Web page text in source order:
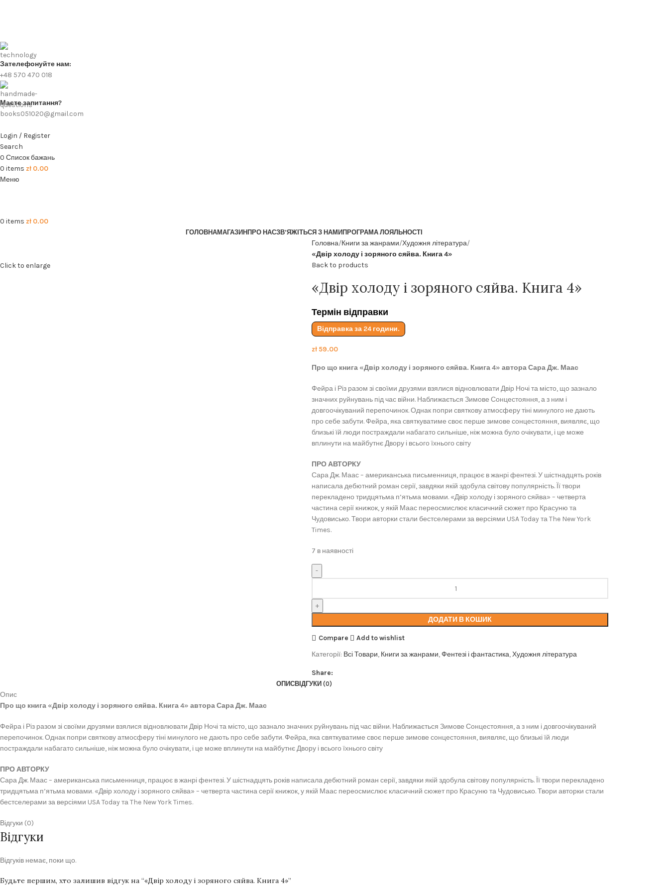
Зателефонуйте нам:
+48 570 470 018
Маєте запитання?
books051020@gmail.com
Login / Register
Search
0 Список бажань
0 items zł 0.00
Меню
0 items zł 0.00
ГОЛОВНАМАГАЗИН ПРО НАСЗВ’ЯЖІТЬСЯ З НАМИ ПРОГРАМА ЛОЯЛЬНОСТІ
Click to enlarge
Головна Книги за жанрами Художня література
«Двір холоду і зоряного сяйва. Книга 4»
Back to products
«Двір холоду і зоряного сяйва. Книга 4»
Термін відправки
Відправка за 24 години.
zł59.00
Про що книга «Двір холоду і зоряного сяйва. Книга 4» автора Сара Дж. Маас
Фейра і Різ разом зі своїми друзями взялися відновлювати Двір Ночі та місто, що зазнало
значних руйнувань під час війни. Наближається Зимове Сонцестояння, а з ним і
довгоочікуваний перепочинок. Однак попри святкову атмосферу тіні минулого не дають
про себе забути. Фейра, яка святкуватиме своє перше зимове сонцестояння, виявляє, що
близькі їй люди постраждали набагато сильніше, ніж можна було очікувати, і це може
вплинути на майбутнє Двору і всього їхнього світу
ПРО АВТОРКУ
Сара Дж. Маас – американська письменниця, працює в жанрі фентезі. У шістнадцять років
написала дебютний роман серії, завдяки якій здобула світову популярність. Її твори
перекладено тридцятьма п’ятьма мовами. «Двір холоду і зоряного сяйва» – четверта
частина серії книжок, у якій Маас переосмислює класичний сюжет про Красуню та
Чудовисько. Твори авторки стали бестселерами за версіями USA Today та The New York
Times.
7 в наявності
ДОДАТИ В КОШИК
Compare
Add to wishlist
Категорії: Всі Товари, Книги за жанрами,Фентезі і фантастика,Художня література
Share:
ОПИСВІДГУКИ (0)
Опис
Про що книга «Двір холоду і зоряного сяйва. Книга 4» автора Сара Дж. Маас
Фейра і Різ разом зі своїми друзями взялися відновлювати Двір Ночі та місто, що зазнало значних руйнувань під час війни. Наближається Зимове Сонцестояння, а з ним і довгоочікуваний
перепочинок. Однак попри святкову атмосферу тіні минулого не дають про себе забути. Фейра, яка святкуватиме своє перше зимове сонцестояння, виявляє, що близькі їй люди
постраждали набагато сильніше, ніж можна було очікувати, і це може вплинути на майбутнє Двору і всього їхнього світу
ПРО АВТОРКУ
Сара Дж. Маас – американська письменниця, працює в жанрі фентезі. У шістнадцять років написала дебютний роман серії, завдяки якій здобула світову популярність. Її твори перекладено
тридцятьма п’ятьма мовами. «Двір холоду і зоряного сяйва» – четверта частина серії книжок, у якій Маас переосмислює класичний сюжет про Красуню та Чудовисько. Твори авторки стали
бестселерами за версіями USA Today та The New York Times.
Відгуки (0)
Відгуки
Відгуків немає, поки що.
Будьте першим, хто залишив відгук на “«Двір холоду і зоряного сяйва. Книга 4»”